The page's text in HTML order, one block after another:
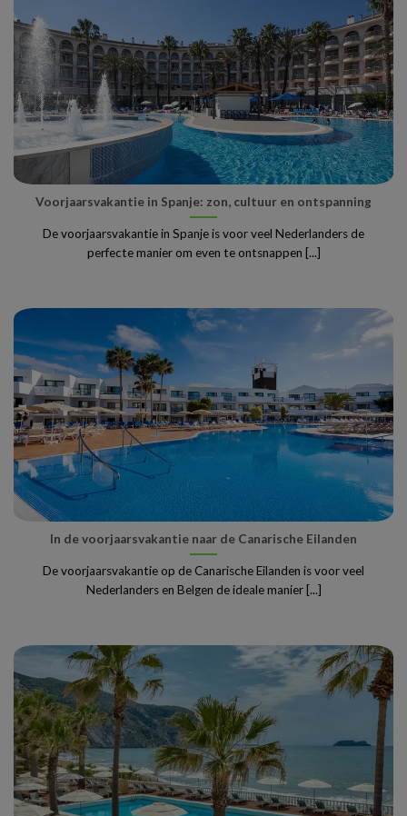
Voorjaarsvakantie in Spanje: zon, cultuur en ontspanning
De voorjaarsvakantie in Spanje is voor veel Nederlanders de
perfecte manier om even te ontsnappen [...]
In de voorjaarsvakantie naar de Canarische Eilanden
De voorjaarsvakantie op de Canarische Eilanden is voor veel
Nederlanders en Belgen de ideale manier [...]